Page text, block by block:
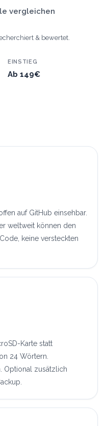
vergleichen
& bewertet.
EINSTIEG
Ab 149€
auf GitHub einsehbar.
weltweit können den
keine versteckten
Karte statt
24 Wörtern.
Optional zusätzlich